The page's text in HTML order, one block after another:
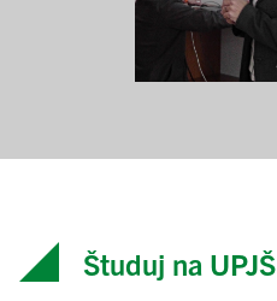
Študuj na UPJŠ